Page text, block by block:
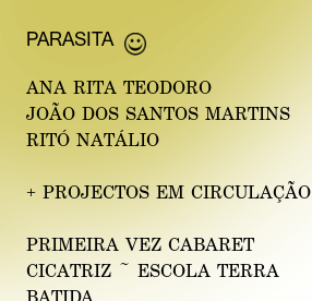
PARASITA
ANA RITA TEODORO
JOÃO DOS SANTOS MARTINS
RITÓ NATÁLIO
+ PROJECTOS EM CIRCULAÇÃO
PRIMEIRA VEZ CABARET
CICATRIZ ~ ESCOLA TERRA